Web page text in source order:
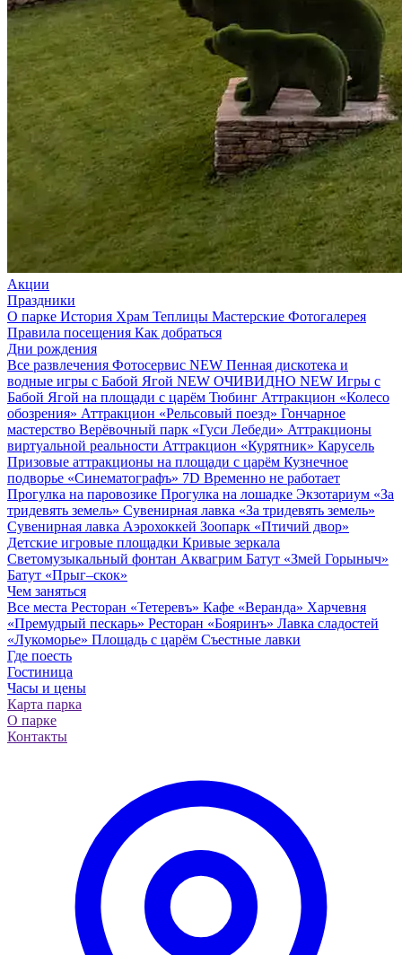
Акции
Праздники
О парке История Храм Теплицы Мастерские Фотогалерея
Правила посещения Как добраться
Дни рождения
Все развлечения Фотосервис NEW Пенная дискотека и
водные игры с Бабой Ягой NEW ОЧИВИДНО NEW Игры с
Бабой Ягой на площади с царём Тюбинг Аттракцион «Колесо
обозрения» Аттракцион «Рельсовый поезд» Гончарное
мастерство Верёвочный парк «Гуси Лебеди» Аттракционы
виртуальной реальности Аттракцион «Курятник» Карусель
Призовые аттракционы на площади с царём Кузнечное
подворье «Синематографъ» 7D Временно не работает
Прогулка на паровозике Прогулка на лошадке Экзотариум «За
тридевять земель» Сувенирная лавка «За тридевять земель»
Сувенирная лавка Аэрохоккей Зоопарк «Птичий двор»
Детские игровые площадки Кривые зеркала
Светомузыкальный фонтан Аквагрим Батут «Змей Горыныч»
Батут «Прыг–скок»
Чем заняться
Все места Ресторан «Тетеревъ» Кафе «Веранда» Харчевня
«Премудрый пескарь» Ресторан «Бояринъ» Лавка сладостей
«Лукоморье» Площадь с царём Съестные лавки
Где поесть
Гостиница
Часы и цены
Карта парка
О парке
Контакты